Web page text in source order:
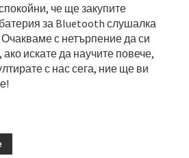
че ще закупите
за Bluetooth слушалка
Очакваме с нетърпение да си
искате да научите повече,
с нас сега, ние ще ви